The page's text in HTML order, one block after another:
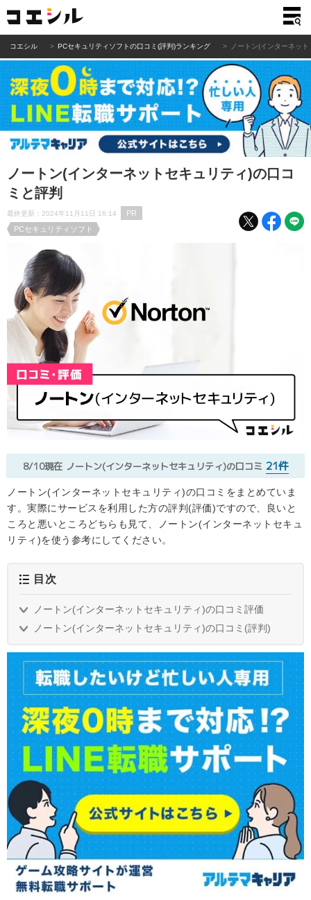
コエシル PCセキュリティソフトの口コミ(評判)ランキング ノートン(インターネッ
ノートン(インターネットセキュリティ)の口コ
ミと評判
最終更新：2024年11月11日 16:14
PR
PCセキュリティソフト
8/10現在 ノートン(インターネットセキュリティ)の口コミ 21件
ノートン(インターネットセキュリティ)の口コミをまとめていま
す。実際にサービスを利用した方の評判(評価)ですので、良いと
ころと悪いところどちらも見て、ノートン(インターネットセキュ
リティ)を使う参考にしてください。
目次
ノートン(インターネットセキュリティ)の口コミ評価
ノートン(インターネットセキュリティ)の口コミ(評判)